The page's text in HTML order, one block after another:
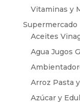
Vitaminas y
Supermercado
Aceites
Agua Jugos
Arroz Pasta
Azúcar y